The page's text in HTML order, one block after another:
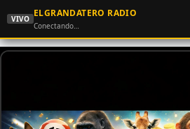
VIVO
ELGRANDATERO RADIO
Conectando…